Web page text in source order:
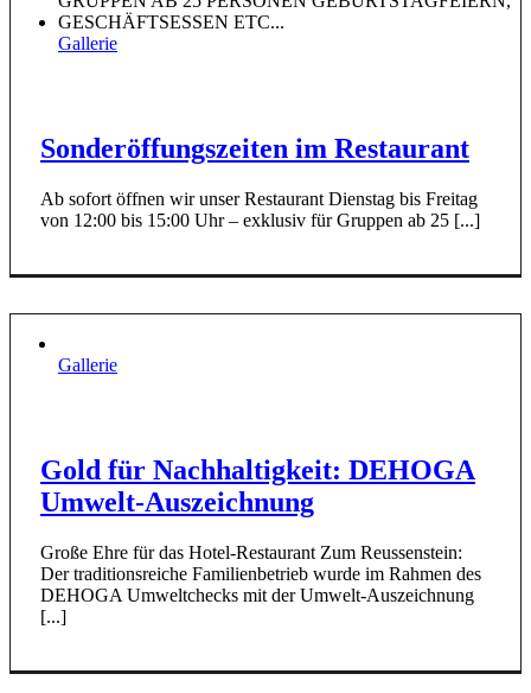
Gallerie
Sonderöffungszeiten im Restaurant
Ab sofort öffnen wir unser Restaurant Dienstag bis Freitag
von 12:00 bis 15:00 Uhr – exklusiv für Gruppen ab 25 [...]
Gallerie
Gold für Nachhaltigkeit: DEHOGA
Umwelt-Auszeichnung
Große Ehre für das Hotel-Restaurant Zum Reussenstein:
Der traditionsreiche Familienbetrieb wurde im Rahmen des
DEHOGA Umweltchecks mit der Umwelt-Auszeichnung
[...]